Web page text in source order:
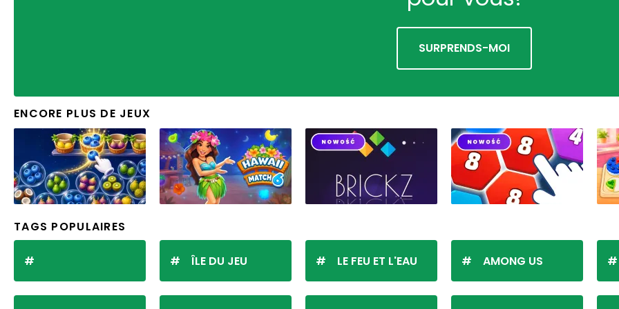
SURPRENDS-MOI
ENCORE PLUS DE JEUX
TAGS POPULAIRES
ÎLE DU JEU LE FEU ET L'EAU AMONG US